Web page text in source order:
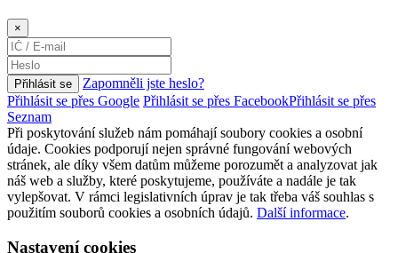
×
Přihlásit se
Zapomněli jste heslo?
Přihlásit se přes Google Přihlásit se přes FacebookPřihlásit se přes
Seznam
Při poskytování služeb nám pomáhají soubory cookies a osobní
údaje. Cookies podporují nejen správné fungování webových
stránek, ale díky všem datům můžeme porozumět a analyzovat jak
náš web a služby, které poskytujeme, používáte a nadále je tak
vylepšovat. V rámci legislativních úprav je tak třeba váš souhlas s
použitím souborů cookies a osobních údajů. Další informace.
Nastavení cookies